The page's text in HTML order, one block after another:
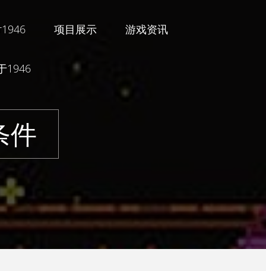
项目展示 游戏资讯
1946
件